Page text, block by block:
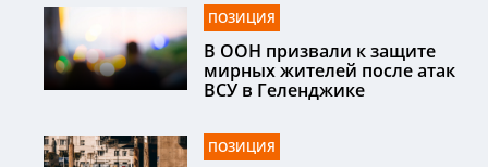
ПОЗИЦИЯ
В ООН призвали к защите
мирных жителей после атак
ВСУ в Геленджике
ПОЗИЦИЯ